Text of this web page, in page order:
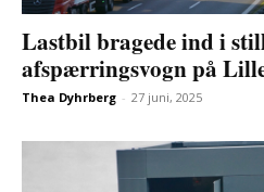
Lastbil bragede ind i
afspærringsvogn på
Thea Dyhrberg - 27 juni, 2025